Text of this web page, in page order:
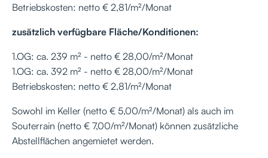
Betriebskosten: netto € 2,81/m²/Monat
zusätzlich verfügbare Fläche/Konditionen:
1.OG: ca. 239 m² - netto € 28,00/m²/Monat
1.OG: ca. 392 m² - netto € 28,00/m²/Monat
Betriebskosten: netto € 2,81/m²/Monat
Sowohl im Keller (netto € 5,00/m²/Monat) als auch im
Souterrain (netto € 7,00/m²/Monat) können zusätzliche
Abstellflächen angemietet werden.